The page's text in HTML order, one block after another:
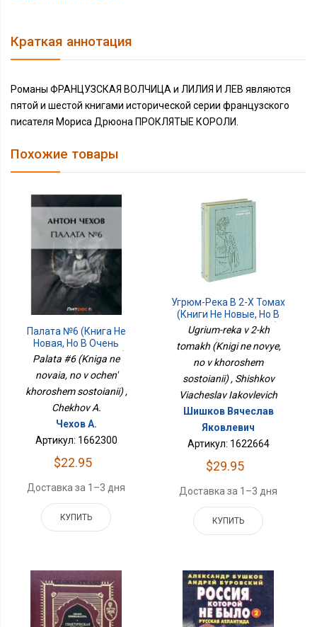
Краткая аннотация
Романы ФРАНЦУЗСКАЯ ВОЛЧИЦА и ЛИЛИЯ И ЛЕВ являются
пятой и шестой книгами исторической серии французского
писателя Мориса Дрюона ПРОКЛЯТЫЕ КОРОЛИ.
Похожие товары
Палата №6 (Книга Не
Новая, Но В Очень
Хорошем Состоянии)
Palata #6 (Kniga ne
novaia, no v ochen'
khoroshem sostoianii) ,
Chekhov A.
Чехов А.
Артикул: 1662300
$22.95
Доставка за 1–3 дня
КУПИТЬ
Угрюм-Река В 2-Х Томах
(Книги Не Новые, Но В
Хорошем Состоянии)
Ugrium-reka v 2-kh
tomakh (Knigi ne novye,
no v khoroshem
sostoianii) , Shishkov
Viacheslav Iakovlevich
Шишков Вячеслав
Яковлевич
Артикул: 1622664
$29.95
Доставка за 1–3 дня
КУПИТЬ